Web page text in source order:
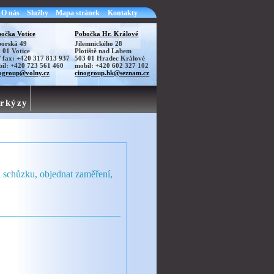
objednat zaměření,
O nás Služby Mapa stránek Kontakty
Votice
49
01 Votice
fax: +420 317 813 937
+420 723 561 460
Pobočka Hr. Králové
Jilemnického 28
Plotiště nad Labem
503 01 Hradec Králové
mobil: +420 602 327 102
cinogroup.hk@seznam.cz